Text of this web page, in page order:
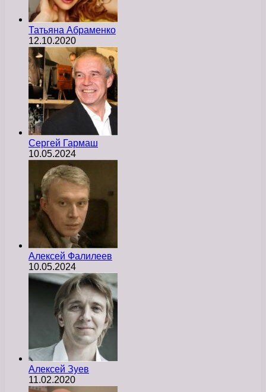
Татьяна Абраменко
12.10.2020
Сергей Гармаш
10.05.2024
Алексей Фалилеев
10.05.2024
Алексей Зуев
11.02.2020